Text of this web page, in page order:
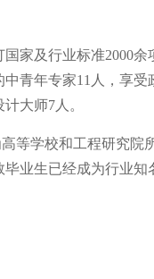
家及行业标准2000
青年专家11人，享受
大师7人。
等学校和工程研究院
业生已经成为行业知